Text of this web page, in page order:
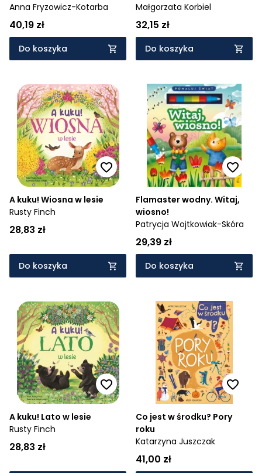
Anna Fryzowicz-Kotarba
40,19 zł
Do koszyka
Małgorzata Korbiel
32,15 zł
Do koszyka
A kuku! Wiosna w lesie
Rusty Finch
28,83 zł
Do koszyka
Flamaster wodny. Witaj,
wiosno!
Patrycja Wojtkowiak-Skóra
29,39 zł
Do koszyka
A kuku! Lato w lesie
Rusty Finch
28,83 zł
Co jest w środku? Pory
roku
Katarzyna Juszczak
41,00 zł